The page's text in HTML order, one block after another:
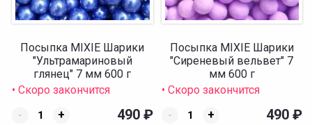
Посыпка MIXIE Шарики
"Ультрамариновый
глянец" 7 мм 600 г
• Скоро закончится
-
+ 490 ₽
Посыпка MIXIE Шарики
"Сиреневый вельвет" 7
мм 600 г
• Скоро закончится
-
+ 490 ₽